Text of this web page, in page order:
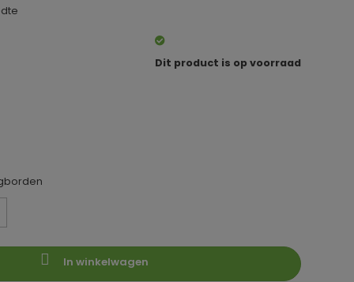
Dit product is op voorraad
In winkelwagen